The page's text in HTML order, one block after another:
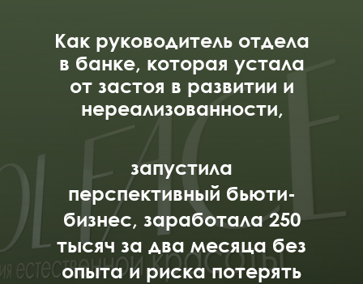
Как руководитель отдела
в банке, которая устала
от застоя в развитии и
нереализованности,
запустила
перспективный бьюти-
бизнес, заработала 250
тысяч за два месяца без
опыта и риска потерять